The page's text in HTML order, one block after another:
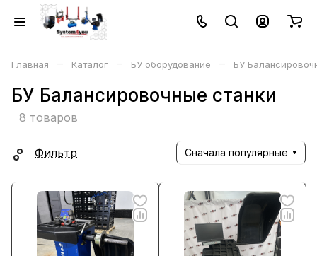
Главная – Каталог – БУ оборудование – БУ
БУ Балансировочные станки
8 товаров
Фильтр Сначала популярные